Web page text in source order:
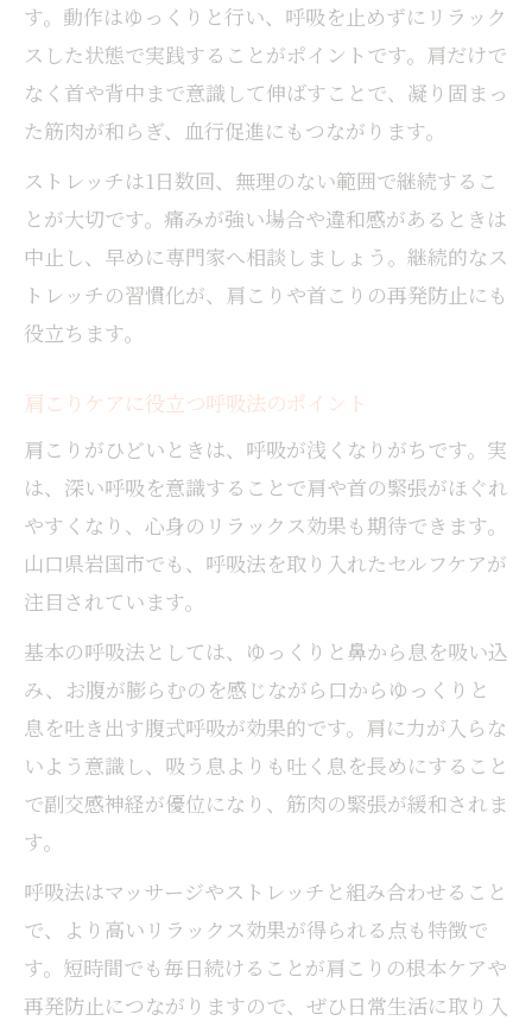
す。動作はゆっくりと行い、呼吸を止めずにリラック
スした状態で実践することがポイントです。肩だけで
なく首や背中まで意識して伸ばすことで、凝り固まっ
た筋肉が和らぎ、血行促進にもつながります。
ストレッチは1日数回、無理のない範囲で継続するこ
とが大切です。痛みが強い場合や違和感があるときは
中止し、早めに専門家へ相談しましょう。継続的なス
トレッチの習慣化が、肩こりや首こりの再発防止にも
役立ちます。
肩こりケアに役立つ呼吸法のポイント
肩こりがひどいときは、呼吸が浅くなりがちです。実
は、深い呼吸を意識することで肩や首の緊張がほぐれ
やすくなり、心身のリラックス効果も期待できます。
山口県岩国市でも、呼吸法を取り入れたセルフケアが
注目されています。
基本の呼吸法としては、ゆっくりと鼻から息を吸い込
み、お腹が膨らむのを感じながら口からゆっくりと
息を吐き出す腹式呼吸が効果的です。肩に力が入らな
いよう意識し、吸う息よりも吐く息を長めにすること
で副交感神経が優位になり、筋肉の緊張が緩和されま
す。
呼吸法はマッサージやストレッチと組み合わせること
で、より高いリラックス効果が得られる点も特徴で
す。短時間でも毎日続けることが肩こりの根本ケアや
再発防止につながりますので、ぜひ日常生活に取り入